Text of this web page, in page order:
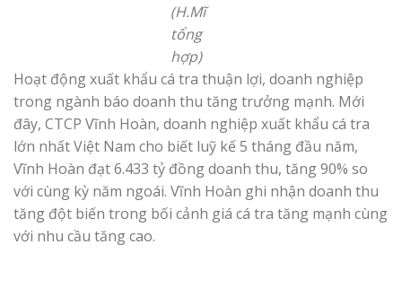
(H.Mĩ
tổng
hợp)
Hoạt động xuất khẩu cá tra thuận lợi, doanh nghiệp
trong ngành báo doanh thu tăng trưởng mạnh. Mới
đây, CTCP Vĩnh Hoàn, doanh nghiệp xuất khẩu cá tra
lớn nhất Việt Nam cho biết luỹ kế 5 tháng đầu năm,
Vĩnh Hoàn đạt 6.433 tỷ đồng doanh thu, tăng 90% so
với cùng kỳ năm ngoái. Vĩnh Hoàn ghi nhận doanh thu
tăng đột biến trong bối cảnh giá cá tra tăng mạnh cùng
với nhu cầu tăng cao.